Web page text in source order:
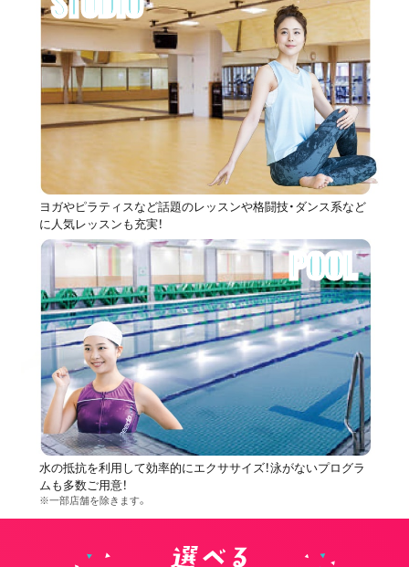
ヨガやピラティスなど話題のレッスンや格闘技・ダンス系など
に人気レッスンも充実！
POOL
水の抵抗を利用して効率的にエクササイズ！泳がないプログラ
ムも多数ご用意！
※一部店舗を除きます。